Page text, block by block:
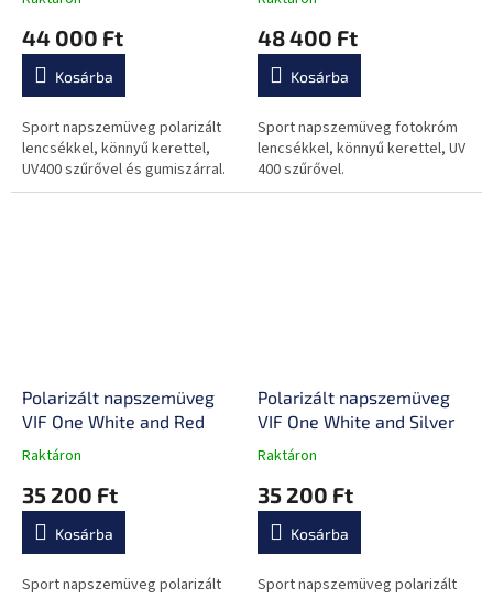
átlagos
értékelése
0,0
csillag.
44 000 Ft
Kosárba
Sport napszemüveg polarizált
lencsékkel, könnyű kerettel,
UV400 szűrővel és gumiszárral.
átlagos
értékelése
0,0
csillag.
48 400 Ft
Kosárba
Sport napszemüveg fotokróm
lencsékkel, könnyű kerettel, UV
400 szűrővel.
Polarizált napszemüveg
VIF One White and Red
A
átlagos
értékelése
0,0
Raktáron
35 200 Ft
Kosárba
Sport napszemüveg polarizált
Polarizált napszemüveg
VIF One White and Silver
A
átlagos
értékelése
0,0
Raktáron
35 200 Ft
Kosárba
Sport napszemüveg polarizált